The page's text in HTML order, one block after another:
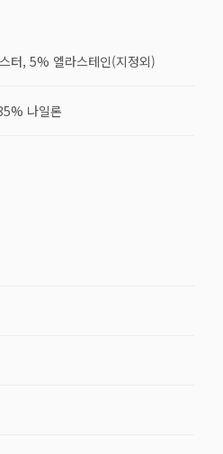
터, 5% 엘라스테인(지정외)
나일론